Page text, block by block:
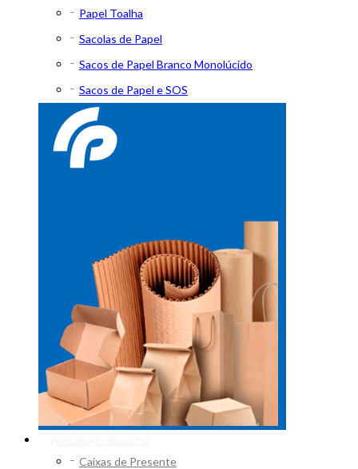
Papel Toalha
Sacolas de Papel
Sacos de Papel Branco Monolúcido
Sacos de Papel e SOS
Caixas de Presente